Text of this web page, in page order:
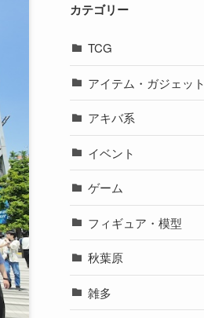
カテゴリー
TCG
アイテム・ガジェット
アキバ系
イベント
ゲーム
フィギュア・模型
秋葉原
雑多